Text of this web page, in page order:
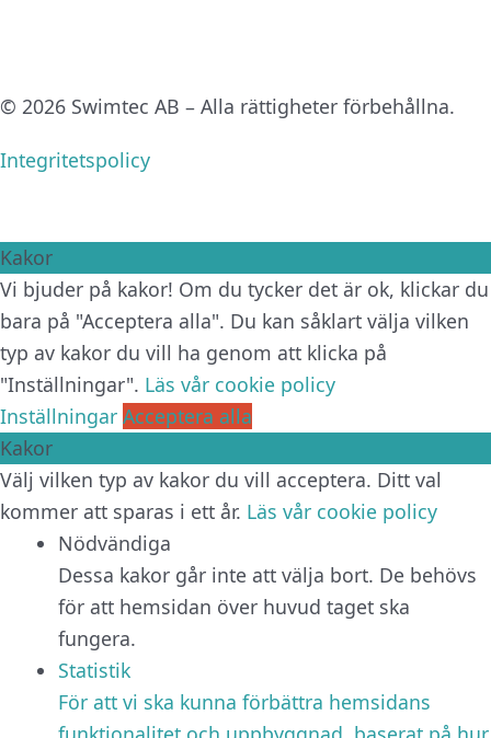
© 2026 Swimtec AB – Alla rättigheter förbehållna.
Integritetspolicy
Kakor
Vi bjuder på kakor! Om du tycker det är ok, klickar du
bara på "Acceptera alla". Du kan såklart välja vilken
typ av kakor du vill ha genom att klicka på
"Inställningar". Läs vår cookie policy
Inställningar Acceptera alla
Kakor
Välj vilken typ av kakor du vill acceptera. Ditt val
kommer att sparas i ett år. Läs vår cookie policy
Nödvändiga
Dessa kakor går inte att välja bort. De behövs
för att hemsidan över huvud taget ska
fungera.
Statistik
För att vi ska kunna förbättra hemsidans